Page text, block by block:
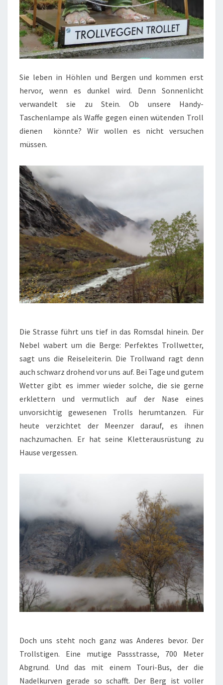
Sie leben in Höhlen und Bergen und kommen erst
hervor, wenn es dunkel wird. Denn Sonnenlicht
verwandelt sie zu Stein. Ob unsere Handy-
Taschenlampe als Waffe gegen einen wütenden Troll
dienen könnte? Wir wollen es nicht versuchen
müssen.
Die Strasse führt uns tief in das Romsdal hinein. Der
Nebel wabert um die Berge: Perfektes Trollwetter,
sagt uns die Reiseleiterin. Die Trollwand ragt denn
auch schwarz drohend vor uns auf. Bei Tage und gutem
Wetter gibt es immer wieder solche, die sie gerne
erklettern und vermutlich auf der Nase eines
unvorsichtig gewesenen Trolls herumtanzen. Für
heute verzichtet der Meenzer darauf, es ihnen
nachzumachen. Er hat seine Kletterausrüstung zu
Hause vergessen.
Doch uns steht noch ganz was Anderes bevor. Der
Trollstigen. Eine mutige Passstrasse, 700 Meter
Abgrund. Und das mit einem Touri-Bus, der die
Nadelkurven gerade so schafft. Der Berg ist voller